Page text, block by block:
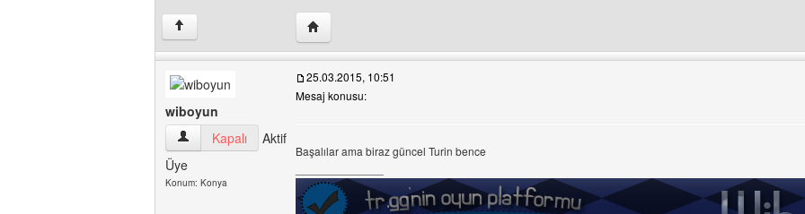
↑ Yazarın web sitesini ziyaret et: plainlogic
wiboyun
wiboyun Kullanıcının profilini görüntüle
Kapalı
Aktif
Üye
Konum: Konya
25.03.2015, 10:51
Mesaj konusu:
Başalılar ama biraz güncel Turin bence